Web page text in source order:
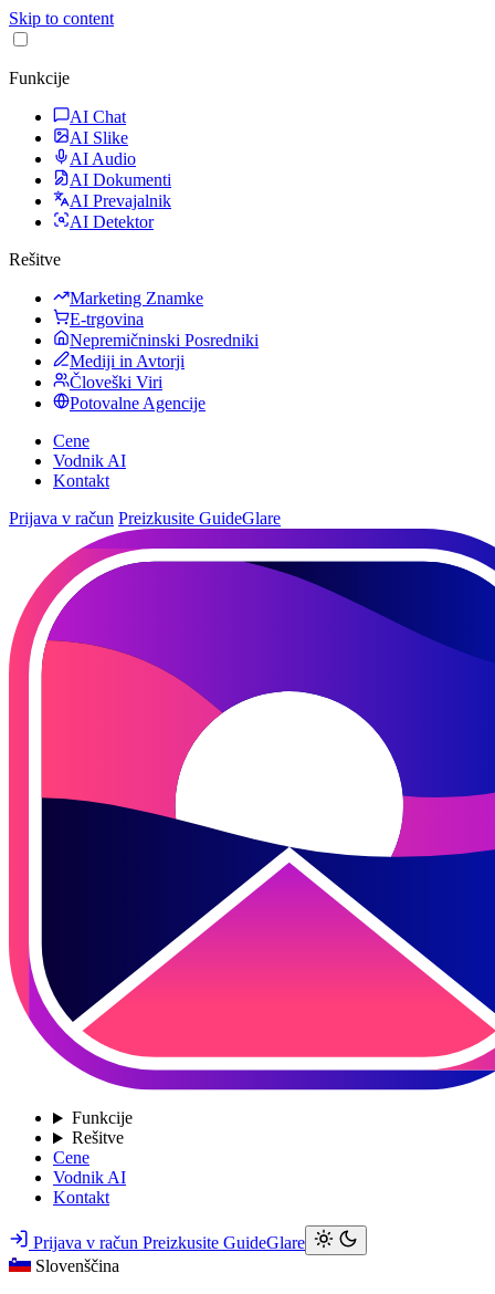
Skip to content
Funkcije
AI Chat
AI Slike
AI Audio
AI Dokumenti
AI Prevajalnik
AI Detektor
Rešitve
Marketing Znamke
E-trgovina
Nepremičninski Posredniki
Mediji in Avtorji
Človeški Viri
Potovalne Agencije
Cene
Vodnik AI
Kontakt
Prijava v račun Preizkusite GuideGlare
Funkcije
Rešitve
Cene
Vodnik AI
Kontakt
Prijava v račun Preizkusite GuideGlare
Slovenščina